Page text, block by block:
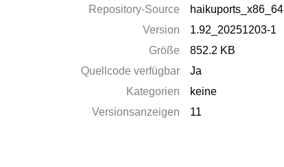
Repository-Source
haikuports_x86_64
Version
1.92_20251203-1
Größe
852.2 KB
Quellcode verfügbar
Ja
Kategorien
keine
Versionsanzeigen
11